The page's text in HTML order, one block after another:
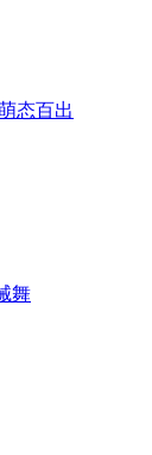
态百出
舞